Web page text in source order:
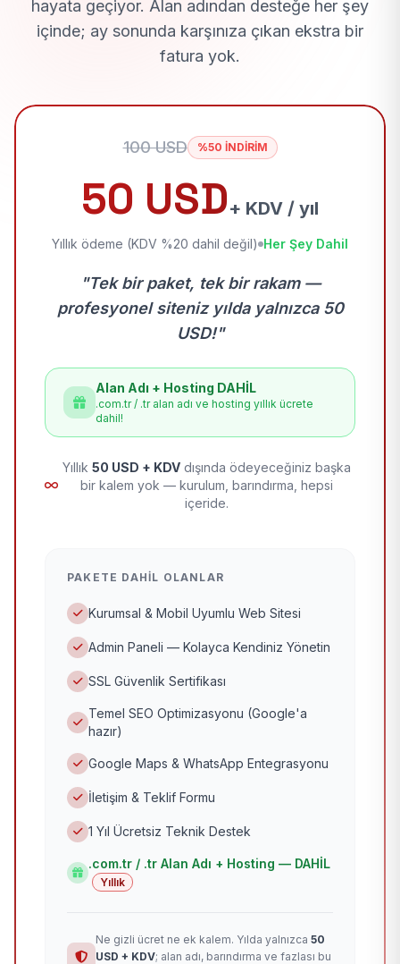
hayata geçiyor. Alan adından desteğe her şey
içinde; ay sonunda karşınıza çıkan ekstra bir
fatura yok.
100 USD %50 İNDİRİM
50 USD+ KDV / yıl
Yıllık ödeme (KDV %20 dahil değil) Her Şey Dahil
"Tek bir paket, tek bir rakam —
profesyonel siteniz yılda yalnızca 50
USD!"
Alan Adı + Hosting DAHİL
.com.tr / .tr alan adı ve hosting yıllık ücrete
dahil!
Yıllık 50 USD + KDV dışında ödeyeceğiniz başka
bir kalem yok — kurulum, barındırma, hepsi
içeride.
PAKETE DAHIL OLANLAR
Kurumsal & Mobil Uyumlu Web Sitesi
Admin Paneli — Kolayca Kendiniz Yönetin
SSL Güvenlik Sertifikası
Temel SEO Optimizasyonu (Google'a
hazır)
Google Maps & WhatsApp Entegrasyonu
İletişim & Teklif Formu
1 Yıl Ücretsiz Teknik Destek
.com.tr / .tr Alan Adı + Hosting — DAHİL
Yıllık
Ne gizli ücret ne ek kalem. Yılda yalnızca 50
USD + KDV; alan adı, barındırma ve fazlası bu